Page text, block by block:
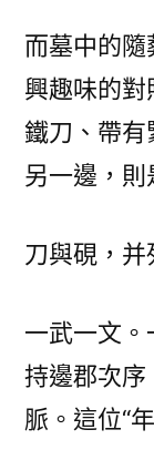
而墓中的
興趣味的
鐵刀、帶有
另一邊，則
刀與硯，并
一武一文
持邊郡次序
脈。這位“